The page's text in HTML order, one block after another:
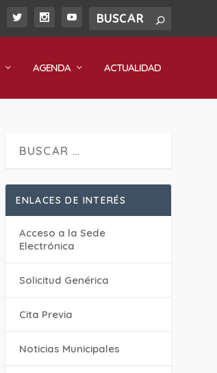
AGENDA ACTUALIDAD
ENLACES DE INTERÉS
Acceso a la Sede
Electrónica
Solicitud Genérica
Cita Previa
‎Noticias Municipales